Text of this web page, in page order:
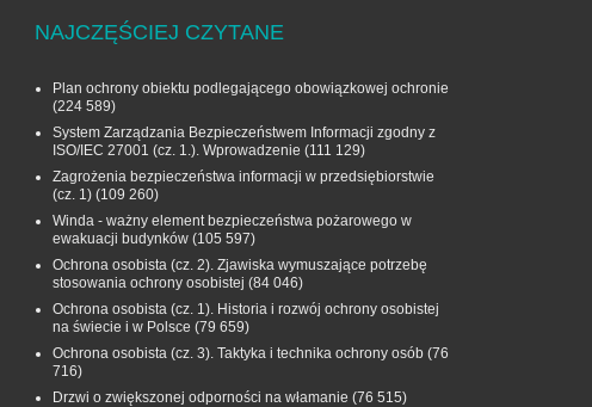
NAJCZĘŚCIEJ CZYTANE
Plan ochrony obiektu podlegającego obowiązkowej ochronie
(224 589)
System Zarządzania Bezpieczeństwem Informacji zgodny z
ISO/IEC 27001 (cz. 1.). Wprowadzenie (111 129)
Zagrożenia bezpieczeństwa informacji w przedsiębiorstwie
(cz. 1) (109 260)
Winda - ważny element bezpieczeństwa pożarowego w
ewakuacji budynków (105 597)
Ochrona osobista (cz. 2). Zjawiska wymuszające potrzebę
stosowania ochrony osobistej (84 046)
Ochrona osobista (cz. 1). Historia i rozwój ochrony osobistej
na świecie i w Polsce (79 659)
Ochrona osobista (cz. 3). Taktyka i technika ochrony osób (76
716)
Drzwi o zwiększonej odporności na włamanie (76 515)